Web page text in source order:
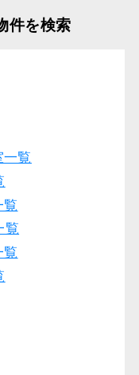
件を検索
覧
覧
覧
覧